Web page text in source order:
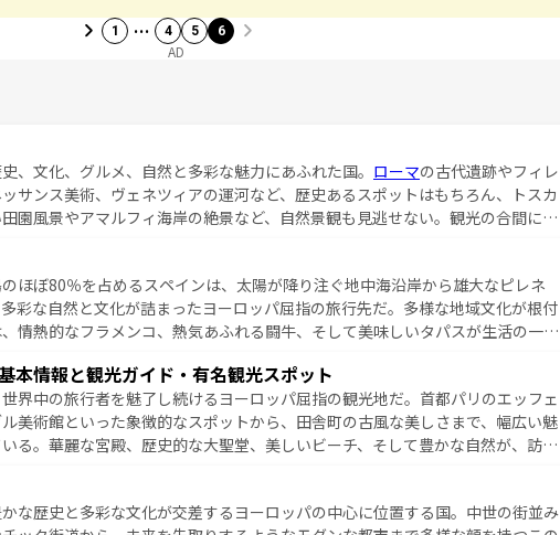
1 … 4 5 6
AD
、文化、グルメ、自然と多彩な魅力にあふれた国。 ローマの古代遺跡やフィレ
サンス美術、ヴェネツィアの運河など、歴史あるスポットはもちろん、トスカ
園風景やアマルフィ海岸の絶景など、自然景観も見逃せない。観光の合間に
べての瞬間を楽しませてくれるイタリアで、忘れられない旅をしてみよう！
タリア情報はコンテンツ一覧を参照してほしい。
ほぼ80％を占めるスペインは、太陽が降り注ぐ地中海沿岸から雄大なピレネ
彩な自然と文化が詰まったヨーロッパ屈指の旅行先だ。多様な地域文化が根付
情熱的なフラメンコ、熱気あふれる闘牛、そして美味しいタパスが生活の一部
代ローマ遺跡や中世の城塞都市、穏やかなビーチリゾートまで多彩な表情を見
って風土や気候が異なるスペインはその個性で訪れる人を魅了する。 なお、
情報はコンテンツ一覧を参照してほしい。
本情報と観光ガイド・有名観光スポット
界中の旅行者を魅了し続けるヨーロッパ屈指の観光地だ。首都パリのエッフェ
美術館といった象徴的なスポットから、田舎町の古風な美しさまで、幅広い魅
る。華麗な宮殿、歴史的な大聖堂、美しいビーチ、そして豊かな自然が、訪れ
も登録されている。シャンパンの発祥地であるランス、プロヴァンスの香り高
畑など、多彩な楽しみ方が可能だ。さらに、パリ以外の地域にも魅力が溢れてお
かな歴史と多彩な文化が交差するヨーロッパの中心に位置する国。中世の街並み